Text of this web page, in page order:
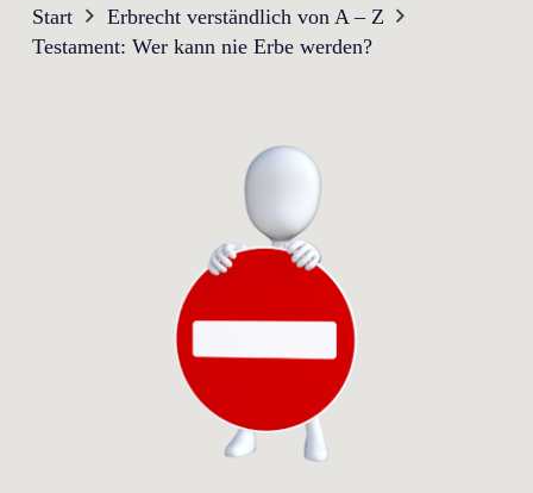
Start
Erbrecht verständlich von A – Z
Testament: Wer kann nie Erbe werden?